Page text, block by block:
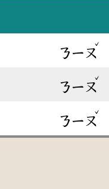
ㄋㄧㄡ
ˇ
ㄋㄧㄡ
ˇ
ㄋㄧㄡ
ˇ